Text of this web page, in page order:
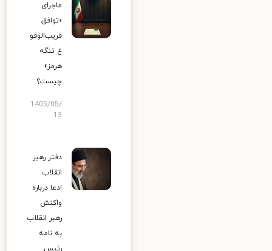
ماجرای
«توافق
قریب‌الوقو
ع تنگه
هرمز»
چیست؟
1405/05/
13
دفتر رهبر
انقلاب:
ادعا درباره
واکنش
رهبر انقلاب
به نامه
رئیس